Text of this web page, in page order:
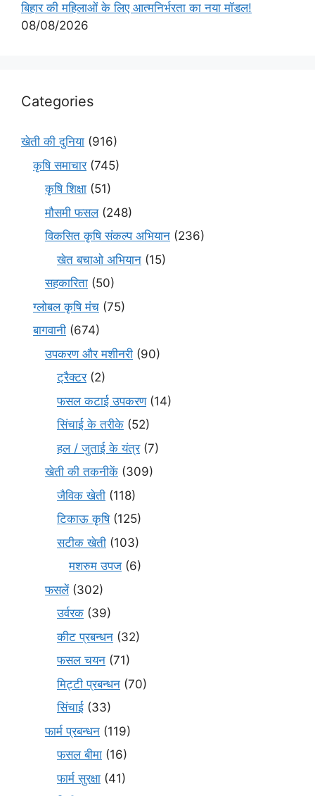
बिहार की महिलाओं के लिए आत्मनिर्भरता का नया मॉडल!
08/08/2026
Categories
खेती की दुनिया (916)
कृषि समाचार(745)
कृषि शिक्षा (51)
मौसमी फसल(248)
विकसित कृषि संकल्प अभियान (236)
खेत बचाओ अभियान (15)
सहकारिता (50)
ग्लोबल कृषि मंच (75)
बागवानी (674)
उपकरण और मशीनरी (90)
ट्रैक्टर(2)
फसल कटाई उपकरण(14)
सिंचाई के तरीके (52)
हल / जुताई के यंत्र(7)
खेती की तकनीकें (309)
जैविक खेती (118)
टिकाऊ कृषि(125)
सटीक खेती (103)
मशरुम उपज (6)
फसलें(302)
उर्वरक (39)
कीट प्रबन्धन (32)
फसल चयन (71)
मि‌ट्टी प्रबन्धन (70)
सिंचाई (33)
फार्म प्रबन्धन (119)
फसल बीमा (16)
फार्म सुरक्षा (41)